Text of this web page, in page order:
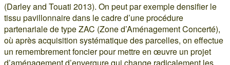
(Darley and Touati 2013). On peut par exemple densifier le
tissu pavillonnaire dans le cadre d’une procédure
partenariale de type ZAC (Zone d’Aménagement Concerté),
où après acquisition systématique des parcelles, on effectue
un remembrement foncier pour mettre en œuvre un projet